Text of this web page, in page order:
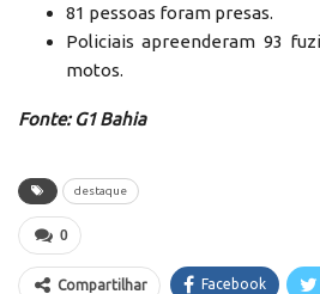
81 pessoas foram presas.
Policiais apreenderam 93
motos.
Fonte: G1 Bahia
destaque
0
Compartilhar Facebook